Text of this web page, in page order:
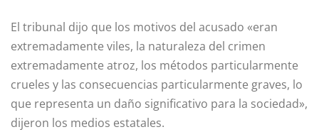
El tribunal dijo que los motivos del acusado «eran
extremadamente viles, la naturaleza del crimen
extremadamente atroz, los métodos particularmente
crueles y las consecuencias particularmente graves, lo
que representa un daño significativo para la sociedad»,
dijeron los medios estatales.